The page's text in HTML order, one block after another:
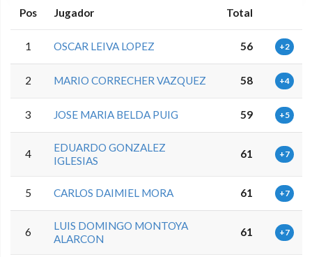
Pos Jugador Total
1 OSCAR LEIVA LOPEZ 56 +2
2 MARIO CORRECHER VAZQUEZ 58 +4
3 JOSE MARIA BELDA PUIG 59 +5
4
EDUARDO GONZALEZ
IGLESIAS
61 +7
5 CARLOS DAIMIEL MORA 61 +7
6
LUIS DOMINGO MONTOYA
ALARCON
61 +7